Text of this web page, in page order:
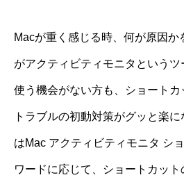
Macが重く感じる時、何が原因
がアクティビティモニタというツ
使う機会がない方も、ショート
トラブルの初動対策がグッと楽
はMac アクティビティモニタ シ
ワードに応じて、ショートカッ